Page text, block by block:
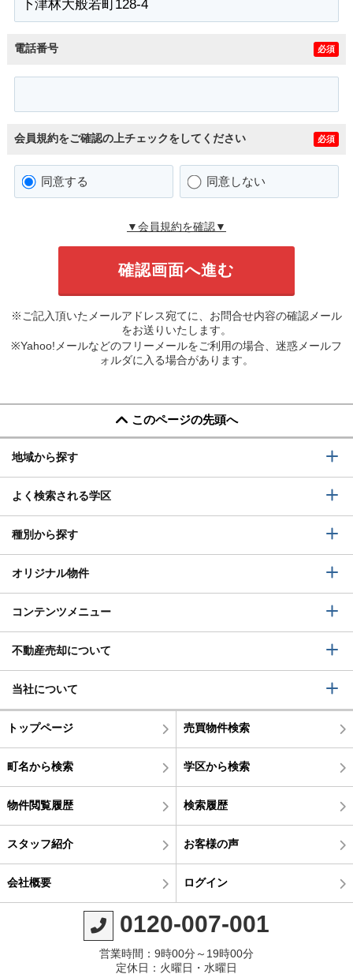
電話番号 必須
会員規約をご確認の上チェックをしてください 必須
同意する 同意しない
▼会員規約を確認▼
※ご記入頂いたメールアドレス宛てに、お問合せ内容の確認メール
をお送りいたします。
※Yahoo!メールなどのフリーメールをご利用の場合、迷惑メールフ
ォルダに入る場合があります。
このページの先頭へ
地域から探す
よく検索される学区
種別から探す
オリジナル物件
コンテンツメニュー
不動産売却について
当社について
トップページ 売買物件検索
町名から検索 学区から検索
物件閲覧履歴 検索履歴
スタッフ紹介 お客様の声
会社概要 ログイン
0120-007-001
営業時間：9時00分～19時00分
定休日：火曜日・水曜日